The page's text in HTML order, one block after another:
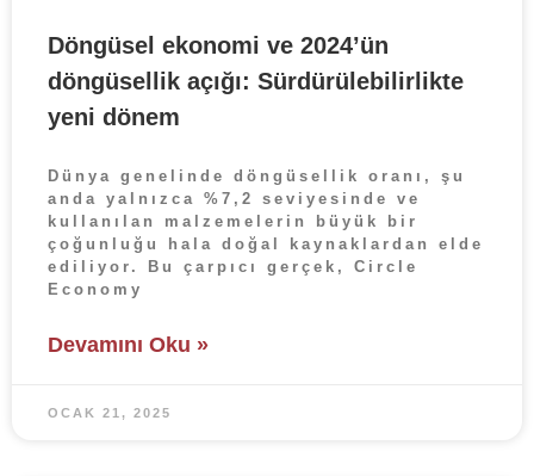
Döngüsel ekonomi ve 2024’ün
döngüsellik açığı: Sürdürülebilirlikte
yeni dönem
Dünya genelinde döngüsellik oranı, şu
anda yalnızca %7,2 seviyesinde ve
kullanılan malzemelerin büyük bir
çoğunluğu hala doğal kaynaklardan elde
ediliyor. Bu çarpıcı gerçek, Circle
Economy
Devamını Oku »
OCAK 21, 2025